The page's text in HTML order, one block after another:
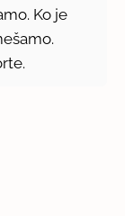
Ko je